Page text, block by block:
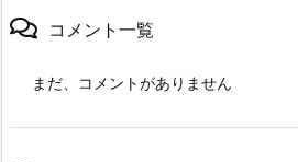
コメント一覧
まだ、コメントがありません